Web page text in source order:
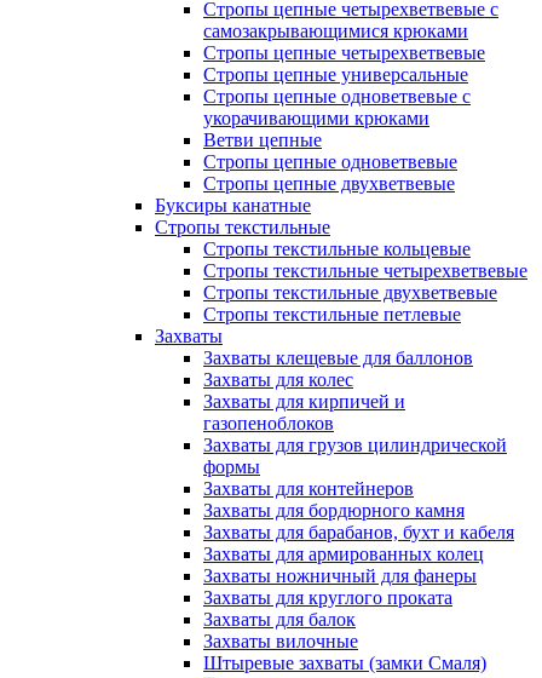
Стропы цепные четырехветвевые с
самозакрывающимися крюками
Стропы цепные четырехветвевые
Стропы цепные универсальные
Стропы цепные одноветвевые с
укорачивающими крюками
Ветви цепные
Стропы цепные одноветвевые
Стропы цепные двухветвевые
Буксиры канатные
Стропы текстильные
Стропы текстильные кольцевые
Стропы текстильные четырехветвевые
Стропы текстильные двухветвевые
Стропы текстильные петлевые
Захваты
Захваты клещевые для баллонов
Захваты для колес
Захваты для кирпичей и
газопеноблоков
Захваты для грузов цилиндрической
формы
Захваты для контейнеров
Захваты для бордюрного камня
Захваты для барабанов, бухт и кабеля
Захваты для армированных колец
Захваты ножничный для фанеры
Захваты для круглого проката
Захваты для балок
Захваты вилочные
Штыревые захваты (замки Смаля)